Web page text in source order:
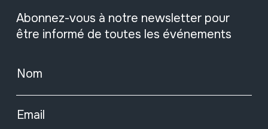
Abonnez-vous à notre newsletter pour
être informé de toutes les événements
Nom
Email